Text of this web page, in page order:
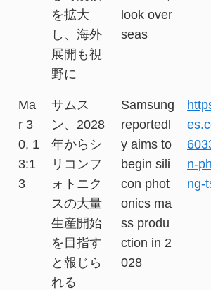
を拡大
し、海外
展開も視
野に
look over
seas
Ma
r 3
0, 1
3:1
3
サムス
ン、2028
年からシ
リコンフ
ォトニク
スの大量
生産開始
を目指す
と報じら
れる
Samsung
reportedl
y aims to
begin sili
con phot
onics ma
ss produ
ction in 2
028
n-
ng-